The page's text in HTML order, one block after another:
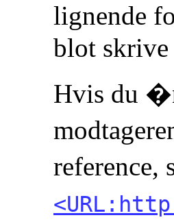
lignende
blot skrive
Hvis du